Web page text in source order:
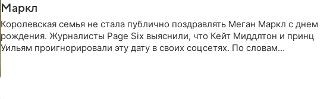
Маркл
Королевская семья не стала публично поздравлять Меган Маркл с днем
рождения. Журналисты Page Six выяснили, что Кейт Миддлтон и принц
Уильям проигнорировали эту дату в своих соцсетях. По словам